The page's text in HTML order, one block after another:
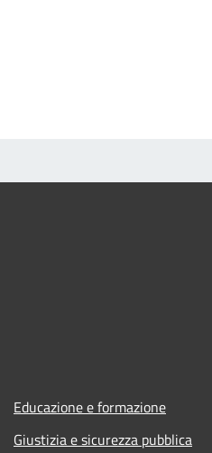
Educazione e formazione
Giustizia e sicurezza pubblica